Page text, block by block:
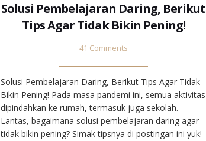
Solusi Pembelajaran Daring, Berikut
Tips Agar Tidak Bikin Pening!
41 Comments
Solusi Pembelajaran Daring, Berikut Tips Agar Tidak
Bikin Pening! Pada masa pandemi ini, semua aktivitas
dipindahkan ke rumah, termasuk juga sekolah.
Lantas, bagaimana solusi pembelajaran daring agar
tidak bikin pening? Simak tipsnya di postingan ini yuk!